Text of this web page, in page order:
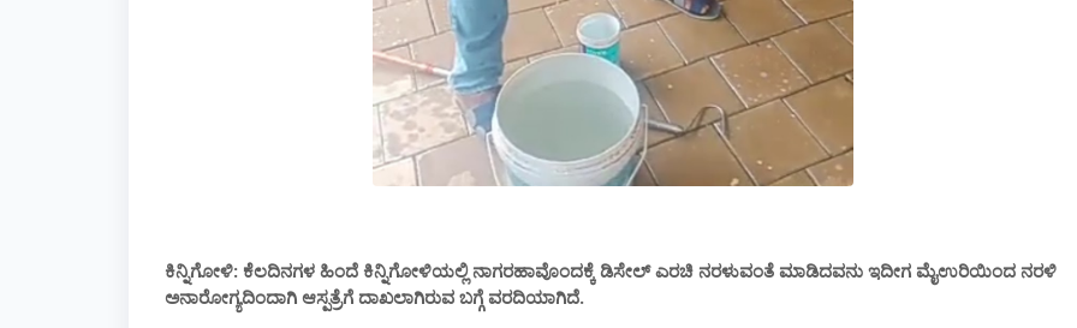
ಕಿನ್ನಿಗೋಳಿ: ಕೆಲದಿನಗಳ ಹಿಂದೆ ಕಿನ್ನಿಗೋಳಿಯಲ್ಲಿ ನಾಗರಹಾವೊಂದಕ್ಕೆ ಡಿಸೇಲ್ ಎರಚಿ ನರಳುವಂತೆ ಮಾಡಿದವನು ಇದೀಗ ಮೈಉರಿಯಿಂದ ನರಳಿ
ಅನಾರೋಗ್ಯದಿಂದಾಗಿ ಆಸ್ಪತ್ರೆಗೆ ದಾಖಲಾಗಿರುವ ಬಗ್ಗೆ ವರದಿಯಾಗಿದೆ.